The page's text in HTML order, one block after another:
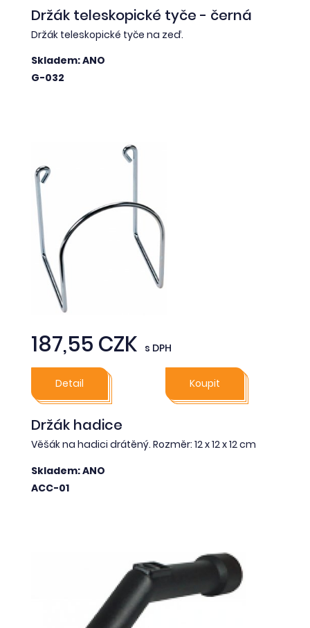
Držák teleskopické tyče - černá
Držák teleskopické tyče na zeď.
Skladem: ANO
G-032
187,55 CZK s DPH
Detail Koupit
Držák hadice
Věšák na hadici drátěný. Rozměr: 12 x 12 x 12 cm
Skladem: ANO
ACC-01